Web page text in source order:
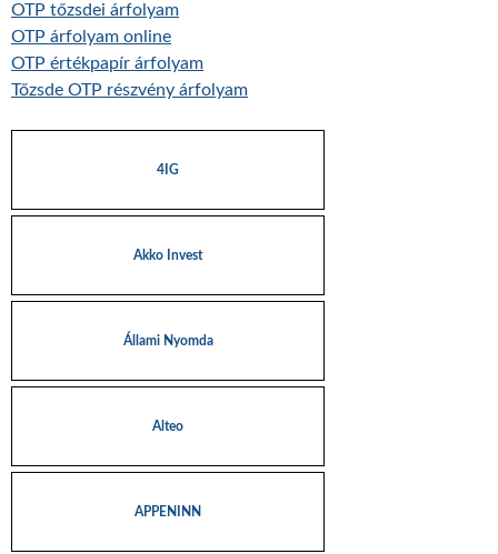
OTP tőzsdei árfolyam
OTP árfolyam online
OTP értékpapír árfolyam
Tőzsde OTP részvény árfolyam
4IG
Akko Invest
Állami Nyomda
Alteo
APPENINN